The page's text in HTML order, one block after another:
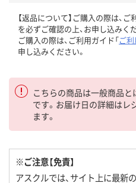
【返品について】ご購入の際は、ご
を必ずご確認の上、お申し込みく
ご購入の際は、ご利用ガイド「ご
申し込みください。
こちらの商品は一般商品
です。お届け日の詳細はレ
ます。
※ご注意【免責】
アスクルでは、サイト上に最新